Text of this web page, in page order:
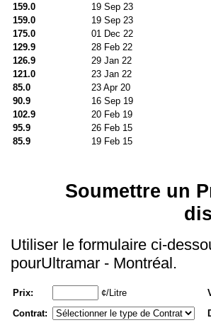
159.0
19 Sep 23
159.0
19 Sep 23
175.0
01 Dec 22
129.9
28 Feb 22
126.9
29 Jan 22
121.0
23 Jan 22
85.0
23 Apr 20
90.9
16 Sep 19
102.9
20 Feb 19
95.9
26 Feb 15
85.9
19 Feb 15
Soumettre un
Utiliser le formulaire ci-
pourUltramar - Montréal.
Prix: ¢/Litre
Contrat: